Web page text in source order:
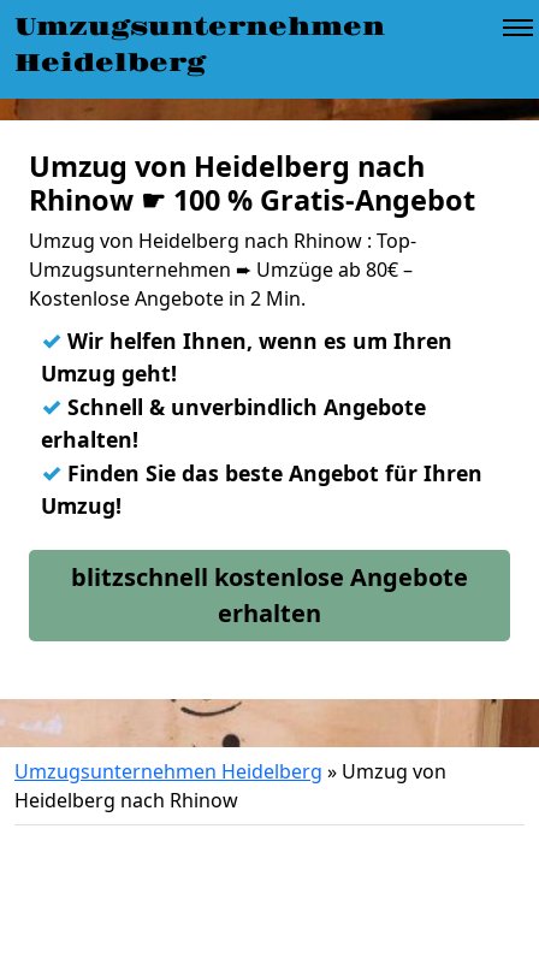
Umzugsunternehmen
Heidelberg
Umzug von Heidelberg nach
Rhinow ☛ 100 % Gratis-Angebot
Umzug von Heidelberg nach Rhinow : Top-
Umzugsunternehmen ➨ Umzüge ab 80€ –
Kostenlose Angebote in 2 Min.
✓ Wir helfen Ihnen, wenn es um Ihren
Umzug geht!
✓ Schnell & unverbindlich Angebote
erhalten!
✓ Finden Sie das beste Angebot für Ihren
Umzug!
blitzschnell kostenlose Angebote
erhalten
Umzugsunternehmen Heidelberg » Umzug von
Heidelberg nach Rhinow